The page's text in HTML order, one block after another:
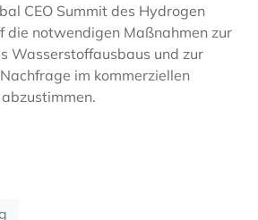
CEO Summit des Hydrogen
die notwendigen Maßnahmen zur
Wasserstoffausbaus und zur
im kommerziellen